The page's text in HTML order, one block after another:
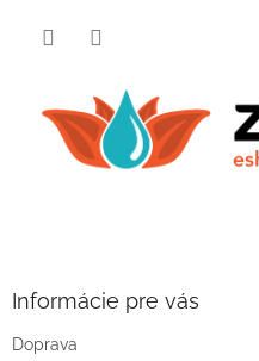
Informácie pre vás
Doprava